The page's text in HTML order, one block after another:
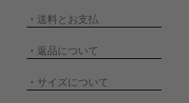
・ 送料とお支払
・ 返品について
・ サイズについて